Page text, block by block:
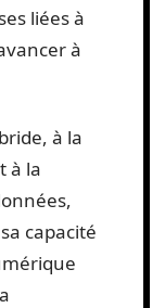
liées à
à
à la
à la
capacité